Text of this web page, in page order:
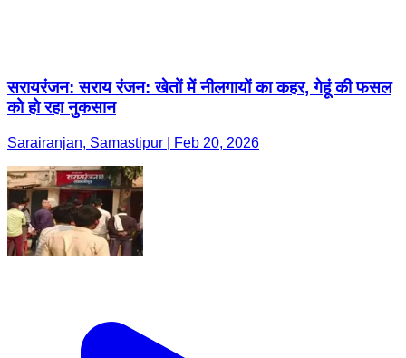
सरायरंजन: सराय रंजन: खेतों में नीलगायों का कहर, गेहूं की फसल
को हो रहा नुकसान
Sarairanjan, Samastipur | Feb 20, 2026